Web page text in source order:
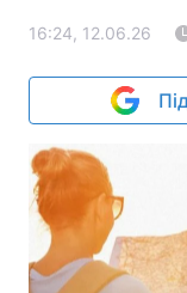
16:24, 12.06.26